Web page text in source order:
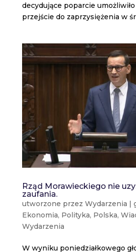
decydujące poparcie
przejście do zaprzysiężenia w
Rząd Morawieckiego nie
zaufania.
utworzone przez Wydarzenia |
Ekonomia, Polityka, Polska,
Wydarzenia
W wyniku poniedziałkowego